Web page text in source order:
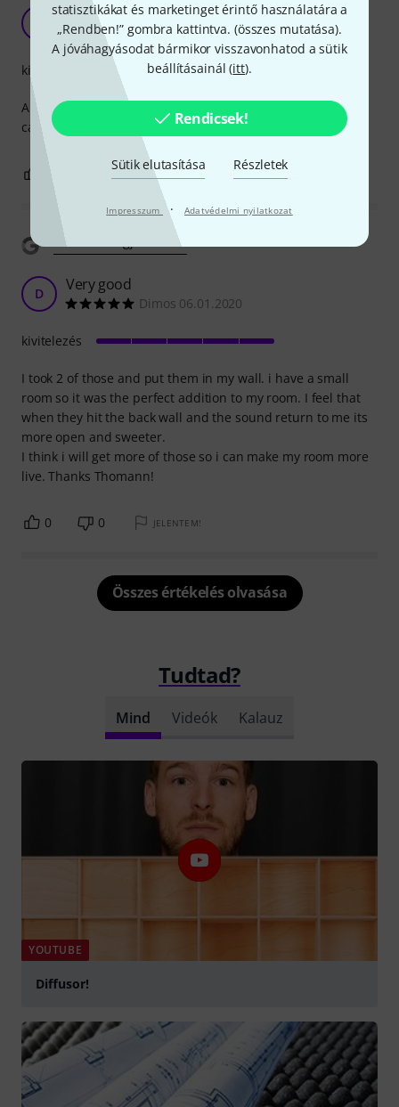
statisztikákat és marketinget érintő használatára a
„Rendben!” gombra kattintva. (összes mutatása).
A jóváhagyásodat bármikor visszavonhatod a sütik
beállításainál (itt).
Rendicsek!
Sütik elutasítása Részletek
Impresszum · Adatvédelmi nyilatkozat
handsome
laeris 02.07.2021
A beautiful, light, diffuser with the warmth of wood. Be
careful not to fall down, the wood is thin, it will break.
kivitelezés
JELENTEM!
Fordítás megjelenítése
D Very good
Dimos 06.01.2020
I took 2 of those and put them in my wall. i have a small
room so it was the perfect addition to my room. I feel that
when they hit the back wall and the sound return to me its
more open and sweeter.
I think i will get more of those so i can make my room more
live. Thanks Thomann!
kivitelezés
0 0 JELENTEM!
Összes értékelés olvasása
Tudtad?
Mind Videók Kalauz
YOUTUBE
Diffusor!